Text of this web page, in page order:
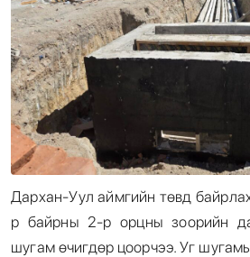
Дархан-Уул аймгийн төвд
р байрны 2-р орцны зоорийн
шугам өчигдөр цоорчээ. Уг